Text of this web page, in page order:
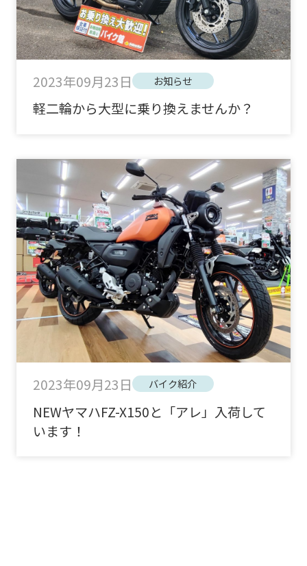
2023年09月23日 お知らせ
軽二輪から大型に乗り換えませんか？
2023年09月23日 バイク紹介
NEWヤマハFZ-X150と「アレ」入荷して
います！